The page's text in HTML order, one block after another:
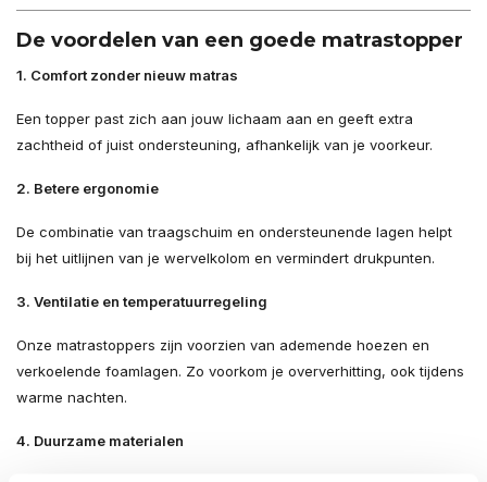
De voordelen van een goede matrastopper
1. Comfort zonder nieuw matras
Een topper past zich aan jouw lichaam aan en geeft extra
zachtheid of juist ondersteuning, afhankelijk van je voorkeur.
2. Betere ergonomie
De combinatie van traagschuim en ondersteunende lagen helpt
bij het uitlijnen van je wervelkolom en vermindert drukpunten.
3. Ventilatie en temperatuurregeling
Onze matrastoppers zijn voorzien van ademende hoezen en
verkoelende foamlagen. Zo voorkom je oververhitting, ook tijdens
warme nachten.
4. Duurzame materialen